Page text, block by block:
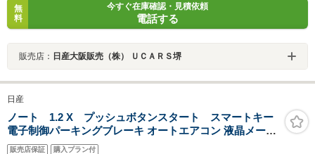
無
料
今すぐ在庫確認・見積依頼
電話する
販売店： 日産大阪販売（株） ＵＣＡＲＳ堺
日産
ノート 1.2 X プッシュボタンスタート スマートキー
電子制御パーキングブレーキ オートエアコン 液晶メータ
ーパーネル 衝突被害軽減ブレーキ 障害物センサー
販売店保証 購入プラン付